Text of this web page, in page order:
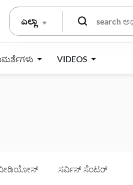
ಎಲ್ಲಾ
VIDEOS
ಸರ್ವಿಸ್ ಸೆಂಟರ್